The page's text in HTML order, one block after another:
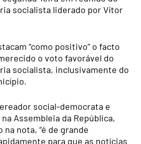
socialista liderado por Vítor
“como positivo” o facto
o voto favorável do
socialista, inclusivamente do
social-democrata e
Assembleia da República,
nota, “é de grande
para que as notícias